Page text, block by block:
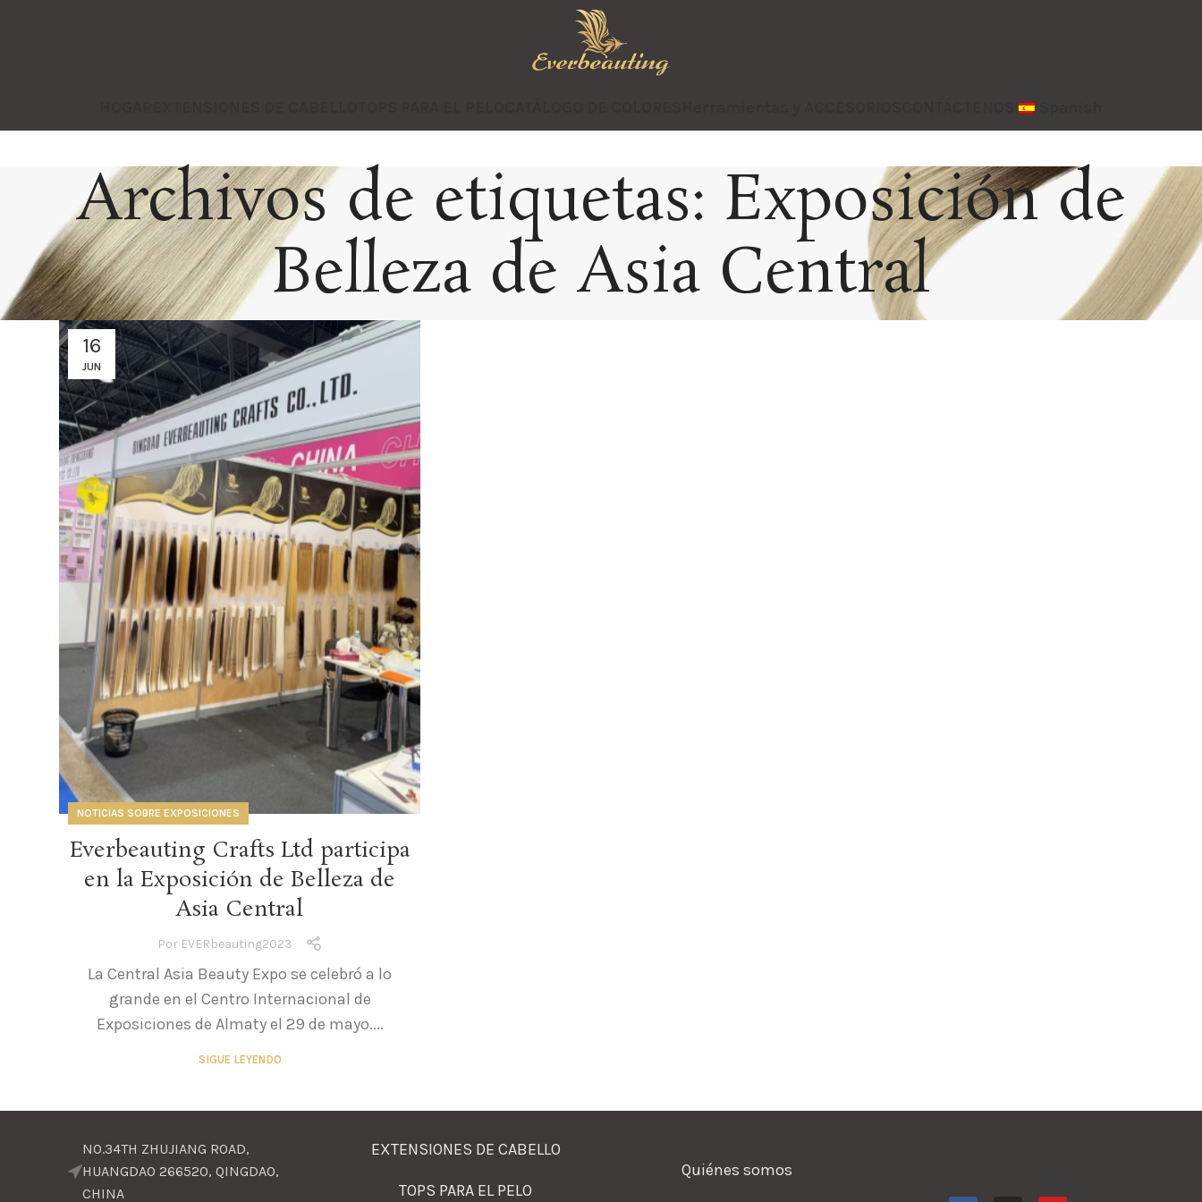
Archivos de etiquetas: Exposición de
Belleza de Asia Central
16
JUN
NOTICIAS SOBRE EXPOSICIONES
Everbeauting Crafts Ltd participa
en la Exposición de Belleza de
Asia Central
Por EVERbeauting2023
La Central Asia Beauty Expo se celebró a lo
grande en el Centro Internacional de
Exposiciones de Almaty el 29 de mayo....
SIGUE LEYENDO
NO.34TH ZHUJIANG ROAD,
HUANGDAO 266520, QINGDAO,
CHINA
EXTENSIONES DE CABELLO
TOPS PARA EL PELO
Quiénes somos